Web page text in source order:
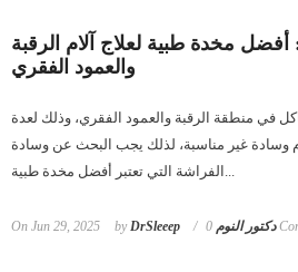
مخدة طبية لعلاج آلام الرقبة
والعمود الفقري
في منطقة الرقبة والعمود الفقري، وذلك لعدة
وسادة غير مناسبة، لذلك يجب البحث عن وسادة
On Jun 29, 2025 by DrSleeep دكتور النوم0